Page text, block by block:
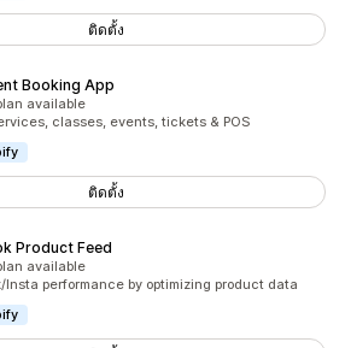
ติดตั้ง
Booking App
available
classes, events, tickets & POS
ติดตั้ง
Product Feed
available
Insta performance by optimizing product data